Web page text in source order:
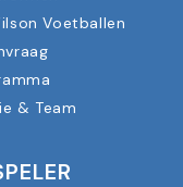
Voetballen
& Team